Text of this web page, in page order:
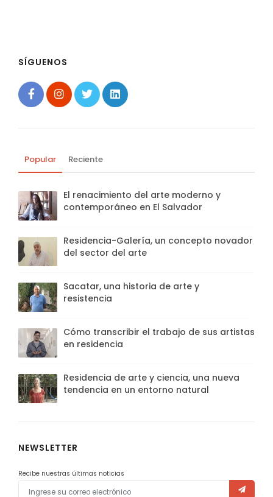
SÍGUENOS
Popular Reciente
El renacimiento del arte moderno y
contemporáneo en El Salvador
Residencia-Galería, un concepto novador
del sector del arte
Sacatar, una historia de arte y
resistencia
Cómo transcribir el trabajo de sus artistas
en residencia
Residencia de arte y ciencia, una nueva
tendencia en un entorno natural
NEWSLETTER
Recibe nuestras últimas noticias